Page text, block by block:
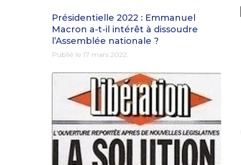
Présidentielle 2022 : Emmanuel
Macron a-t-il intérêt à dissoudre
l’Assemblée nationale ?
Publié le 17 mars 2022.